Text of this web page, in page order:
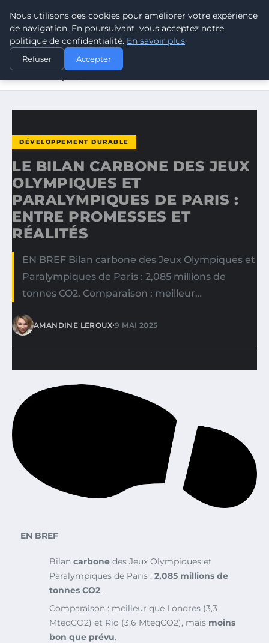
CLIMATE GUARDIAN
ACCUEIL
DÉVELOPPEMENT DURABLE
LE BILAN CARBONE DES JEUX OLYMPIQUES ET
DÉVELOPPEMENT DURABLE
LE BILAN CARBONE DES JEUX
OLYMPIQUES ET
PARALYMPIQUES DE PARIS :
ENTRE PROMESSES ET
RÉALITÉS
EN BREF Bilan carbone des Jeux Olympiques et
Paralympiques de Paris : 2,085 millions de
tonnes CO2. Comparaison : meilleur…
AMANDINE LEROUX•9 MAI 2025
EN BREF
Bilan carbone des Jeux Olympiques et
Paralympiques de Paris : 2,085 millions de
tonnes CO2.
Comparaison : meilleur que Londres (3,3
MteqCO2) et Rio (3,6 MteqCO2), mais moins
bon que prévu.
Nous utilisons des cookies pour améliorer votre expérience
de navigation. En poursuivant, vous acceptez notre
politique de confidentialité. En savoir plus
Refuser Accepter